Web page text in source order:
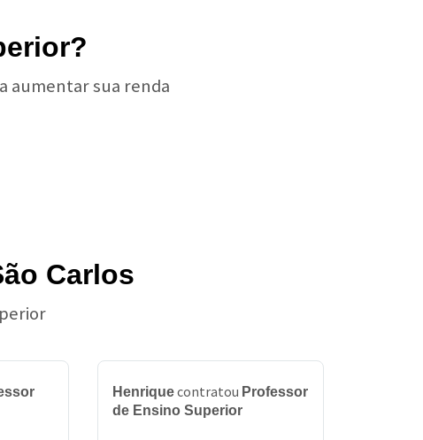
aumentar sua renda
Carlos
Henriquecontratou Professor
de Ensino Superior